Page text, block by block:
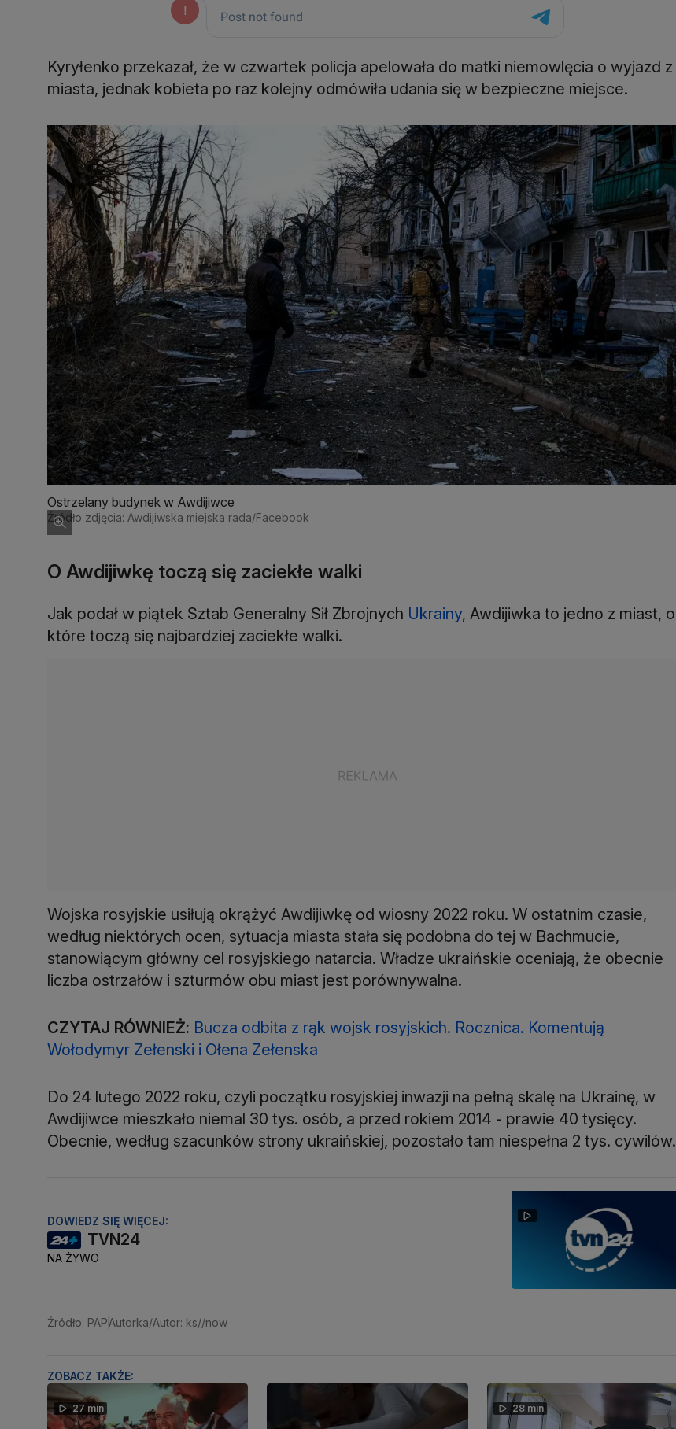
Kyryłenko przekazał, że w czwartek policja apelowała do matki niemowlęcia o wyjazd z
miasta, jednak kobieta po raz kolejny odmówiła udania się w bezpieczne miejsce.
Ostrzelany budynek w Awdijiwce
Źródło zdjęcia: Awdijiwska miejska rada/Facebook
O Awdijiwkę toczą się zaciekłe walki
Jak podał w piątek Sztab Generalny Sił Zbrojnych Ukrainy, Awdijiwka to jedno z miast, o
które toczą się najbardziej zaciekłe walki.
Wojska rosyjskie usiłują okrążyć Awdijiwkę od wiosny 2022 roku. W ostatnim czasie,
według niektórych ocen, sytuacja miasta stała się podobna do tej w Bachmucie,
stanowiącym główny cel rosyjskiego natarcia. Władze ukraińskie oceniają, że obecnie
liczba ostrzałów i szturmów obu miast jest porównywalna.
CZYTAJ RÓWNIEŻ: Bucza odbita z rąk wojsk rosyjskich. Rocznica. Komentują
Wołodymyr Zełenski i Ołena Zełenska
Do 24 lutego 2022 roku, czyli początku rosyjskiej inwazji na pełną skalę na Ukrainę, w
Awdijiwce mieszkało niemal 30 tys. osób, a przed rokiem 2014 - prawie 40 tysięcy.
Obecnie, według szacunków strony ukraińskiej, pozostało tam niespełna 2 tys. cywilów.
DOWIEDZ SIĘ WIĘCEJ:
TVN24
NA ŻYWO
Źródło: PAPAutorka/Autor: ks//now
ZOBACZ TAKŻE:
27 min 28 min